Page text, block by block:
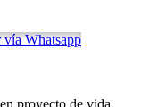
vía Whatsapp
proyecto de vida.